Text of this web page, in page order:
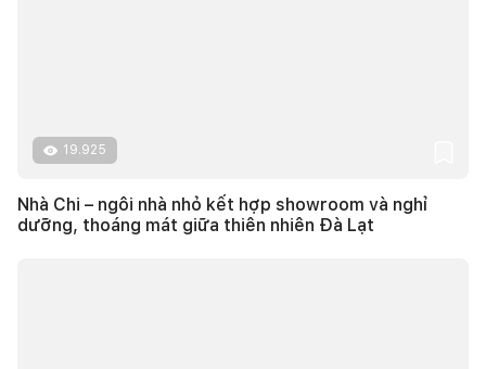
19.925
Nhà Chi – ngôi nhà nhỏ kết hợp showroom và nghỉ
dưỡng, thoáng mát giữa thiên nhiên Đà Lạt